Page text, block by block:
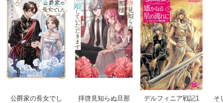
公爵家の長女でし
拝啓見知らぬ旦那
デルフィニア戦記1
そ